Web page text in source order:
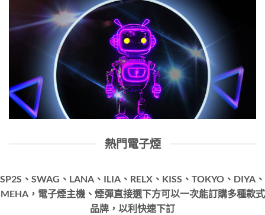
熱門電子煙
SP2S、SWAG、LANA、ILIA、RELX、KISS、TOKYO、DIYA、
MEHA，電子煙主機、煙彈直接選下方可以一次能訂購多種款式
品牌，以利快速下訂